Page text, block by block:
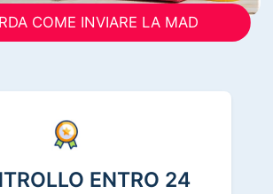
COME INVIARE LA MAD
ENTRO 24